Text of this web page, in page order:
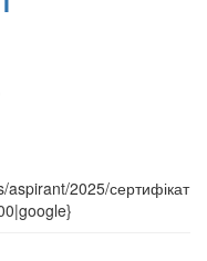
2025/сертифікат